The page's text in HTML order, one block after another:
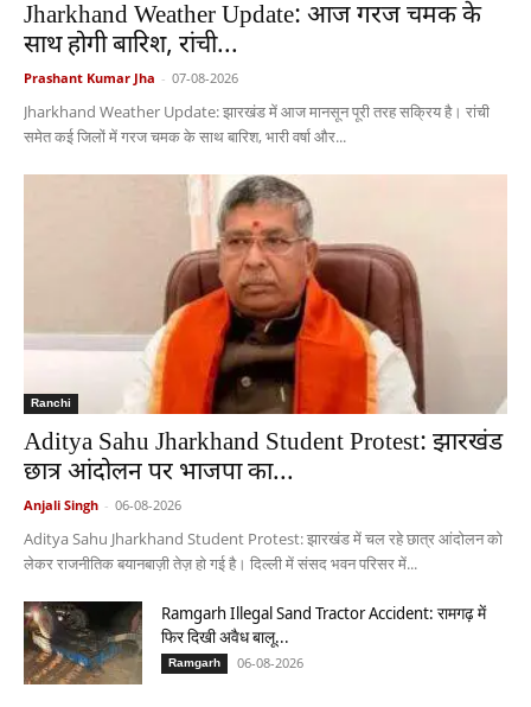
Jharkhand Weather Update: आज गरज चमक के
साथ होगी बारिश, रांची...
Prashant Kumar Jha - 07-08-2026
Jharkhand Weather Update: झारखंड में आज मानसून पूरी तरह सक्रिय है। रांची
समेत कई जिलों में गरज चमक के साथ बारिश, भारी वर्षा और...
Ranchi
Aditya Sahu Jharkhand Student Protest: झारखंड
छात्र आंदोलन पर भाजपा का...
Anjali Singh - 06-08-2026
Aditya Sahu Jharkhand Student Protest: झारखंड में चल रहे छात्र आंदोलन को
लेकर राजनीतिक बयानबाज़ी तेज़ हो गई है। दिल्ली में संसद भवन परिसर में...
Ramgarh Illegal Sand Tractor Accident: रामगढ़ में
फिर दिखी अवैध बालू...
Ramgarh 06-08-2026